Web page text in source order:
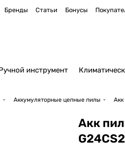
Бренды Статьи Бонусы
инструмент
Аккумуляторные цепные пилы Акк
Акк